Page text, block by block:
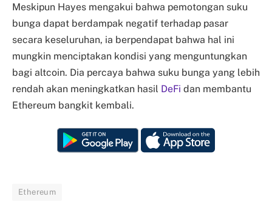
Meskipun Hayes mengakui bahwa pemotongan suku
bunga dapat berdampak negatif terhadap pasar
secara keseluruhan, ia berpendapat bahwa hal ini
mungkin menciptakan kondisi yang menguntungkan
bagi altcoin. Dia percaya bahwa suku bunga yang lebih
rendah akan meningkatkan hasil DeFi dan membantu
Ethereum bangkit kembali.
Ethereum